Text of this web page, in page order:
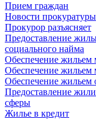
Прием граждан
Новости прокуратуры
Прокурор разъясняет
Предоставление
социального найма
Обеспечение жильем
Обеспечение жильем
Обеспечение жильем
Предоставление
сферы
Жилье в кредит